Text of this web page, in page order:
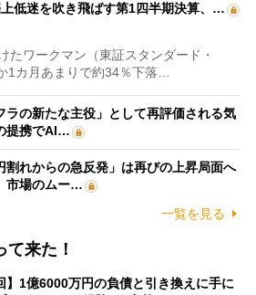
低迷を吹き飛ばす第1四半期決算、…
ワークマン（東証スタンダード・
1カ月あまりで約34％下落…
ラの新たな主役」として再評価される気
提携でAI…
割れからの急反発」は再びの上昇局面へ
市場のムー…
一覧を見る
来た！
】1億6000万円の負債と引き換えに手に